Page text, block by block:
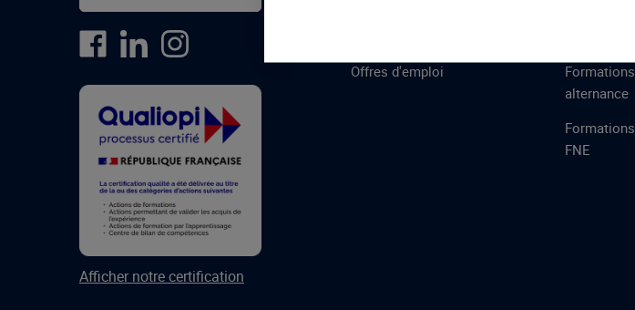
Afficher notre certification
Offres d'emploi
alternance
FNE